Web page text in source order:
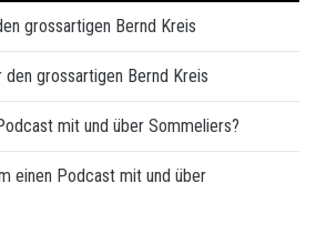
grossartigen Bernd Kreis
den grossartigen Bernd Kreis
mit und über Sommeliers?
einen Podcast mit und über